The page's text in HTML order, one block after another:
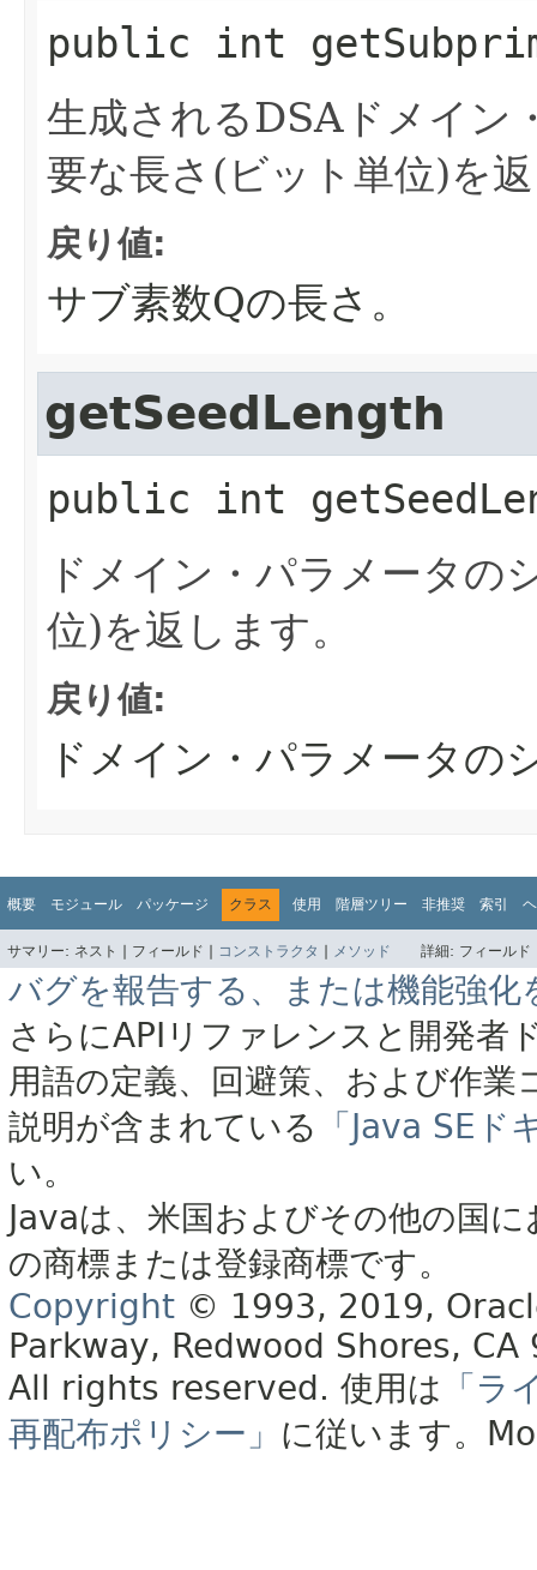
public int
生成されるDSAドメイン
要な長さ(ビット単位)を
戻り値:
サブ素数Qの長さ。
getSeedLength
public int
ドメイン・パラメータの
位)を返します。
戻り値:
ドメイン・パラメータの
概要 モジュール パッケージ クラス 使用 階層ツリー 非推奨 索引
サマリー: ネスト | フィールド | コンストラクタ | メソッド 詳細: フィール
バグを報告する、または機能強化
さらにAPIリファレンスと開発者
用語の定義、回避策、および作
説明が含まれている
「Java SE
い。
Javaは、米国およびその他の国
の商標または登録商標です。
Copyright © 1993, 2019,
Parkway, Redwood Shores, CA
All rights reserved. 使用は 「ラ
再配布ポリシー」 に従います。